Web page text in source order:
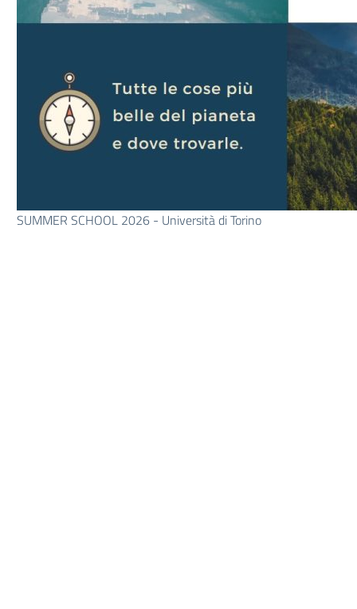
SUMMER SCHOOL 2026 - Università di Torino